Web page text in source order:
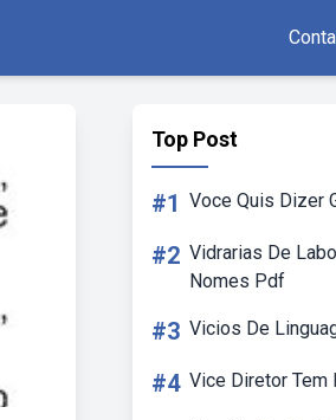
Top Post
#1 Voce Quis Dizer
#2 Vidrarias De
Nomes Pdf
#3 Vicios De
#4 Vice Diretor Tem